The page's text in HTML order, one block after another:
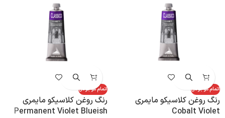
اتمام موجودی
رنگ روغن کلاسیکو مایمری
Cobalt Violet
اتمام موجودی
رنگ روغن کلاسیکو مایمری
Permanent Violet Blueish